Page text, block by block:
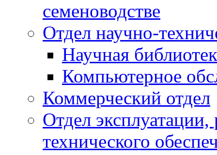
семеноводстве
Отдел научно-
Научная
Компьютерное
Коммерческий отдел
Отдел
технического